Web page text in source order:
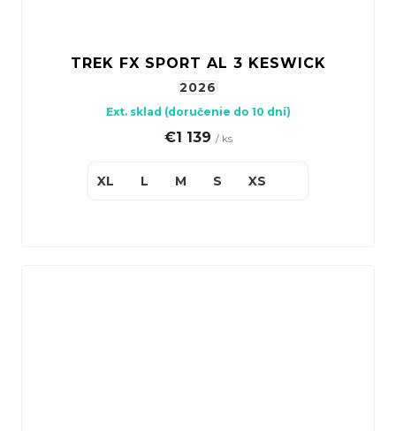
TREK FX SPORT AL 3 KESWICK
2026
Ext. sklad (doručenie do 10 dní)
€1 139 / ks
XL L M S XS